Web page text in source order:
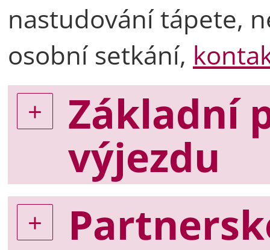
nastudování tápete,
osobní setkání,
Základní
výjezdu